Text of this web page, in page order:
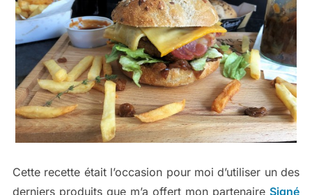
Cette recette était l’occasion pour moi d’utiliser un des
derniers produits que m’a offert mon partenaire Signé